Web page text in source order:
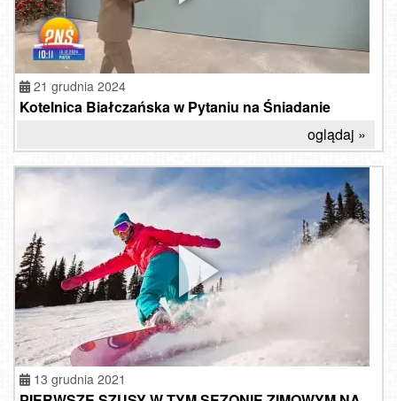
21 grudnia 2024
Kotelnica Białczańska w Pytaniu na Śniadanie
oglądaj »
13 grudnia 2021